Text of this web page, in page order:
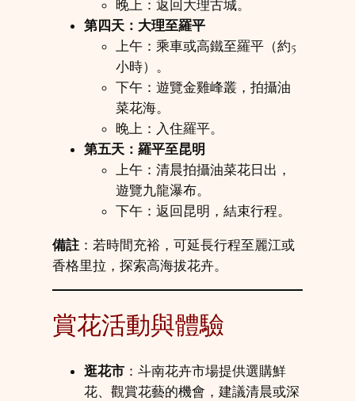
晚上：返回大理古城。
第四天：大理至羅平
上午：乘車或高鐵至羅平（約5
小時）。
下午：遊覽金雞峰叢，拍攝油
菜花海。
晚上：入住羅平。
第五天：羅平至昆明
上午：清晨拍攝油菜花日出，
遊覽九龍瀑布。
下午：返回昆明，結束行程。
備註 ：若時間充裕，可延長行程至麗江或
香格里拉，探索高海拔花卉。
賞花活動與體驗
逛花市 ：斗南花卉市場提供選購鮮
花、觀賞花藝的機會，建議清晨或深